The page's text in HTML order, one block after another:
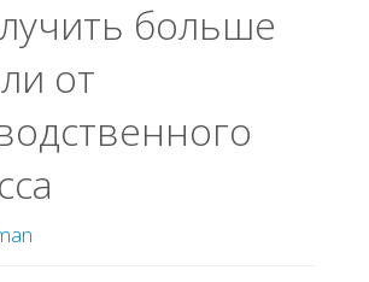
больше
от